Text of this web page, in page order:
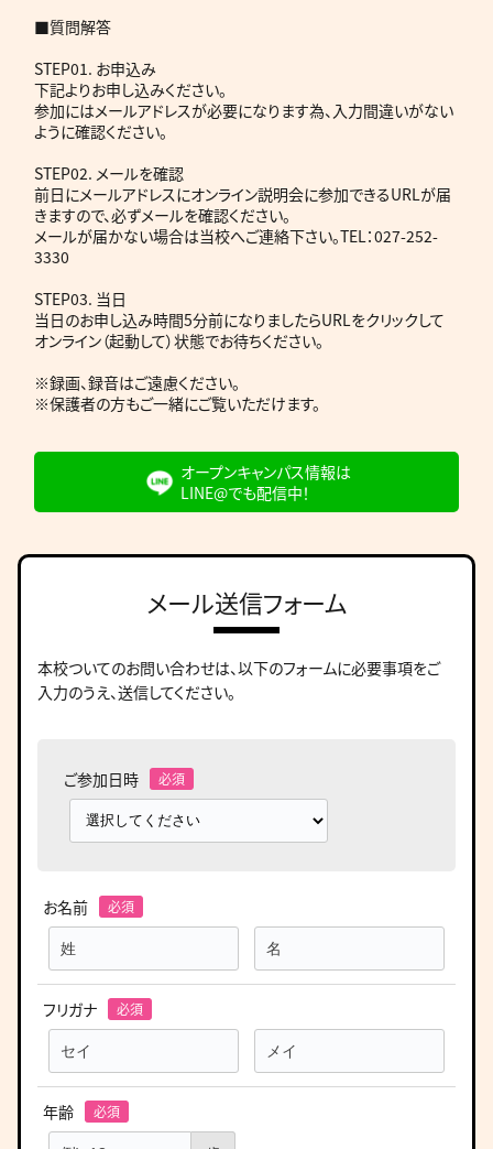
■質問解答
STEP01. お申込み
下記よりお申し込みください。
参加にはメールアドレスが必要になります為、入力間違いがない
ように確認ください。
STEP02. メールを確認
前日にメールアドレスにオンライン説明会に参加できるURLが届
きますので、必ずメールを確認ください。
メールが届かない場合は当校へご連絡下さい。TEL：027-252-
3330
STEP03. 当日
当日のお申し込み時間5分前になりましたらURLをクリックして
オンライン（起動して）状態でお待ちください。
※録画、録音はご遠慮ください。
※保護者の方もご一緒にご覧いただけます。
オープンキャンパス情報は
LINE@でも配信中！
メール送信フォーム
本校ついてのお問い合わせは、以下のフォームに必要事項をご
入力のうえ、送信してください。
ご参加日時
お名前
フリガナ
年齢